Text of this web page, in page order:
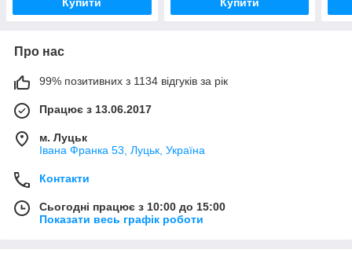
Про нас
99% позитивних з 1134 відгуків за рік
Працює з 13.06.2017
м. Луцьк
Івана Франка 53, Луцьк, Україна
Контакти
Сьогодні працює з 10:00 до 15:00
Показати весь графік роботи